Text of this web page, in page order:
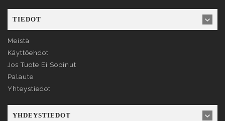
TIEDOT
Meistä
Käyttöehdot
Jos Tuote Ei Sopinut
Palaute
Yhteystiedot
YHDEYSTIEDOT